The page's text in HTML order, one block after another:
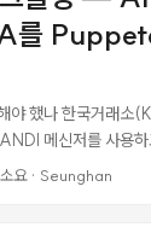
다크모드 셀렉터 불일
CSS 변수 네이밍 컨
를
야 했나 한국거래소
메신저를 사용
채팅"이라는 채팅방
요· Seunghan